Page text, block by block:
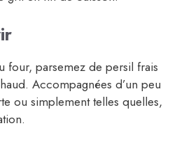
four, parsemez de persil frais
Accompagnées d’un peu
ou simplement telles quelles,